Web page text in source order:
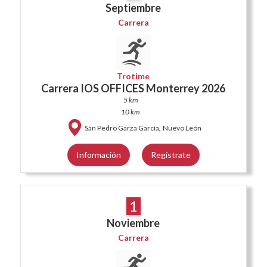
Septiembre
Carrera
Trotime
Carrera IOS OFFICES Monterrey 2026
5 km
10 km
San Pedro Garza García, Nuevo León
Información Regístrate
1
Noviembre
Carrera